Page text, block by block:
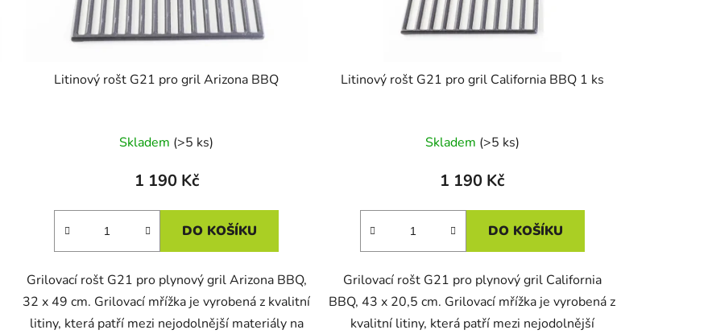
Litinový rošt G21 pro gril Arizona BBQ
Skladem (>5 ks)
1 190 Kč
DO KOŠÍKU
Grilovací rošt G21 pro plynový gril Arizona BBQ,
32 x 49 cm. Grilovací mřížka je vyrobená z kvalitní
litiny, která patří mezi nejodolnější materiály na
Litinový rošt G21 pro gril California BBQ 1 ks
Skladem (>5 ks)
1 190 Kč
DO KOŠÍKU
Grilovací rošt G21 pro plynový gril California
BBQ, 43 x 20,5 cm. Grilovací mřížka je vyrobená z
kvalitní litiny, která patří mezi nejodolnější